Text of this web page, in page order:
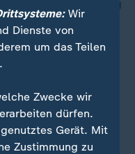
unter Berufung
hätten nur
den Bränden wurden
etwa wegen
Feuerwehr sprach im
"vielleicht größten"
habe.
Wir
Dienste von
um das Teilen
Zwecke wir
dürfen.
Gerät. Mit
Zustimmung zu